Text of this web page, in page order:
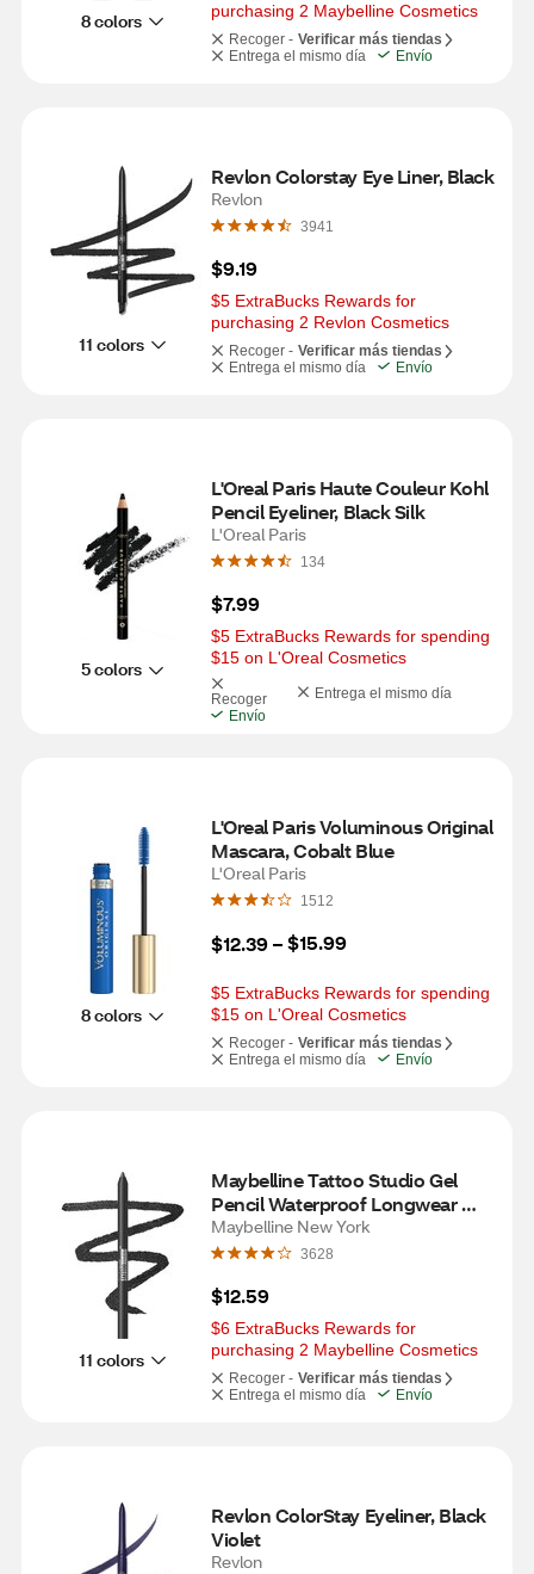
8 colors
purchasing 2 Maybelline Cosmetics
Recoger - Verificar más tiendas
Entrega el mismo día
Envío
11 colors
Revlon Colorstay Eye Liner, Black
Revlon
3941
$9.19
$5 ExtraBucks Rewards for
purchasing 2 Revlon Cosmetics
Recoger - Verificar más tiendas
Entrega el mismo día
Envío
5 colors
L'Oreal Paris Haute Couleur Kohl
Pencil Eyeliner, Black Silk
L'Oreal Paris
134
$7.99
$5 ExtraBucks Rewards for spending
$15 on L'Oreal Cosmetics
Recoger
Entrega el mismo día
Envío
8 colors
L'Oreal Paris Voluminous Original
Mascara, Cobalt Blue
L'Oreal Paris
1512
$12.39 – $15.99
$5 ExtraBucks Rewards for spending
$15 on L'Oreal Cosmetics
Recoger - Verificar más tiendas
Entrega el mismo día
Envío
11 colors
Maybelline Tattoo Studio Gel
Pencil Waterproof Longwear
Eyeliner, Metallic Nights, 0.04 oz
Maybelline New York
3628
$12.59
$6 ExtraBucks Rewards for
purchasing 2 Maybelline Cosmetics
Recoger - Verificar más tiendas
Entrega el mismo día
Envío
Revlon ColorStay Eyeliner, Black
Violet
Revlon